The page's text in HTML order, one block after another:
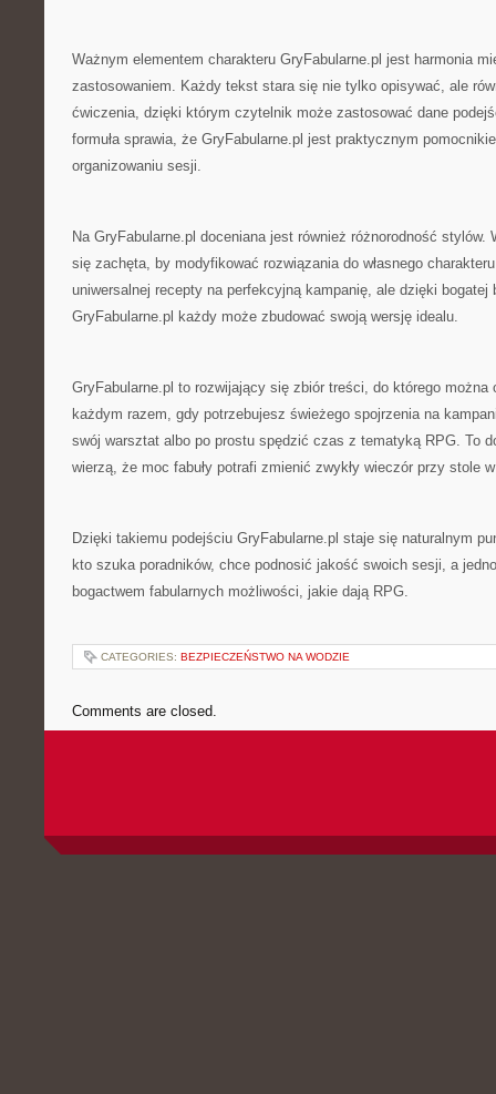
Ważnym elementem charakteru GryFabularne.pl jest harmonia
zastosowaniem. Każdy tekst stara się nie tylko opisywać, ale
ćwiczenia, dzięki którym czytelnik może zastosować dane
formuła sprawia, że GryFabularne.pl jest praktycznym
organizowaniu sesji.
Na GryFabularne.pl doceniana jest również różnorodność
się zachęta, by modyfikować rozwiązania do własnego
uniwersalnej recepty na perfekcyjną kampanię, ale dzięki bogatej
GryFabularne.pl każdy może zbudować swoją wersję idealu.
GryFabularne.pl to rozwijający się zbiór treści, do którego można
każdym razem, gdy potrzebujesz świeżego spojrzenia na
swój warsztat albo po prostu spędzić czas z tematyką RPG. To
wierzą, że moc fabuły potrafi zmienić zwykły wieczór przy stole
Dzięki takiemu podejściu GryFabularne.pl staje się naturalnym
kto szuka poradników, chce podnosić jakość swoich sesji, a
bogactwem fabularnych możliwości, jakie dają RPG.
CATEGORIES: BEZPIECZEŃSTWO NA WODZIE
Comments are closed.